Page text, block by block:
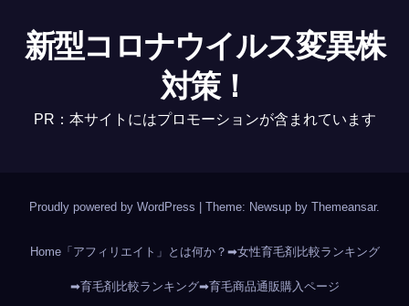
新型コロナウイルス変異株
対策！
PR：本サイトにはプロモーションが含まれています
Proudly powered by WordPress Theme: Newsup by Themeansar.
Home「アフィリエイト」とは何か？ ➡女性育毛剤比較ランキング
➡育毛剤比較ランキング➡育毛商品通販購入ページ